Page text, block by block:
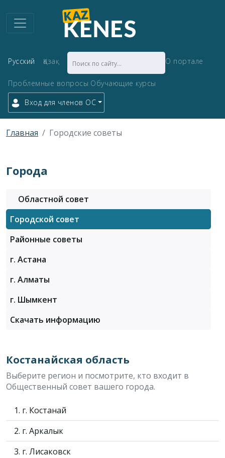
Русский Қазақ О портале
Проблемные вопросы Обучающие курсы
Вход для членов ОС
Главная Городские советы
Города
Областной совет
Городской совет
Районные советы
г. Астана
г. Алматы
г. Шымкент
Скачать информацию
Костанайская область
Выберите регион и посмотрите, кто входит в
Общественный совет вашего города.
1. г. Костанай
2. г. Аркалык
3. г. Лисаковск